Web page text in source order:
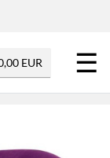
EUR ☰